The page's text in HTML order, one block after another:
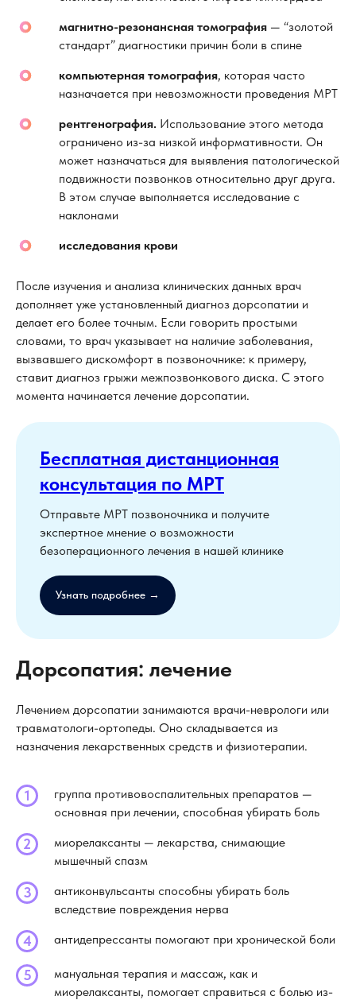
магнитно-резонансная томография — “золотой
стандарт” диагностики причин боли в спине
компьютерная томография, которая часто
назначается при невозможности проведения МРТ
рентгенография. Использование этого метода
ограничено из-за низкой информативности. Он
может назначаться для выявления патологической
подвижности позвонков относительно друг друга.
В этом случае выполняется исследование с
наклонами
исследования крови
После изучения и анализа клинических данных врач
дополняет уже установленный диагноз дорсопатии и
делает его более точным. Если говорить простыми
словами, то врач указывает на наличие заболевания,
вызвавшего дискомфорт в позвоночнике: к примеру,
ставит диагноз грыжи межпозвонкового диска. С этого
момента начинается лечение дорсопатии.
Бесплатная дистанционная
консультация по МРТ
Отправьте МРТ позвоночника и получите
экспертное мнение о возможности
безоперационного лечения в нашей клинике
Узнать подробнее →
Дорсопатия: лечение
Лечением дорсопатии занимаются врачи-неврологи или
травматологи-ортопеды. Оно складывается из
назначения лекарственных средств и физиотерапии.
группа противовоспалительных препаратов —
основная при лечении, способная убирать боль
миорелаксанты — лекарства, снимающие
мышечный спазм
антиконвульсанты способны убирать боль
вследствие повреждения нерва
антидепрессанты помогают при хронической боли
мануальная терапия и массаж, как и
миорелаксанты, помогает справиться с болью из-